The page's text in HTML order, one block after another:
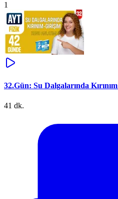
1
32.Gün: Su Dalgalarında
41 dk.